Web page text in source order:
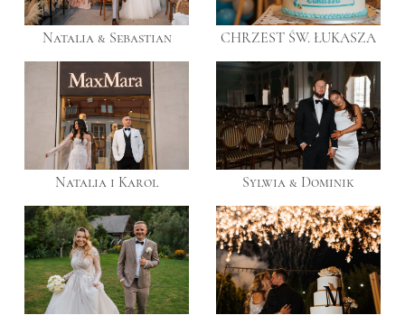
Natalia & Sebastian CHRZEST ŚW. ŁUKASZA
Natalia i Karol Sylwia & Dominik